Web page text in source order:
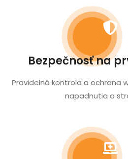
Bezpečnosť na
Pravidelná kontrola a ochrana
napadnutia a